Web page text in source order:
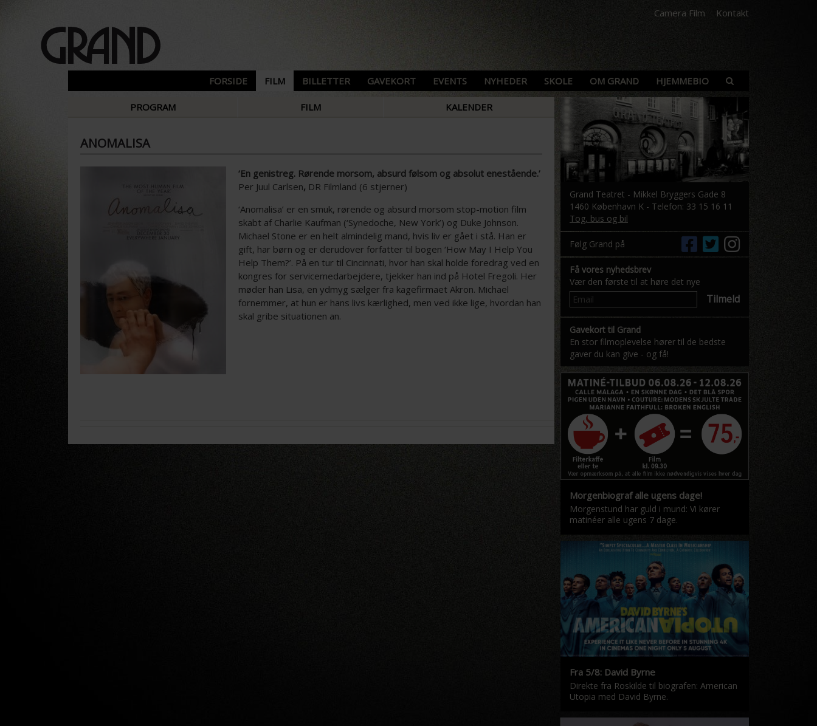
Camera Film Kontakt
FORSIDE FILM BILLETTER GAVEKORT EVENTS NYHEDER SKOLE OM GRAND HJEMMEBIO
PROGRAM FILM KALENDER
ANOMALISA
‘En genistreg. Rørende morsom, absurd følsom og absolut enestående.’
Per Juul Carlsen, DR Filmland (6 stjerner)
‘Anomalisa’ er en smuk, rørende og absurd morsom stop-motion film
skabt af Charlie Kaufman (‘Synedoche, New York’) og Duke Johnson.
Michael Stone er en helt almindelig mand, hvis liv er gået i stå. Han er
gift, har børn og er derudover forfatter til bogen ‘How May I Help You
Help Them?’. På en tur til Cincinnati, hvor han skal holde foredrag ved en
kongres for servicemedarbejdere, tjekker han ind på Hotel Fregoli. Her
møder han Lisa, en ydmyg sælger fra kagefirmaet Akron. Michael
fornemmer, at hun er hans livs kærlighed, men ved ikke lige, hvordan han
skal gribe situationen an.
Grand Teatret - Mikkel Bryggers Gade 8
1460 København K - Telefon: 33 15 16 11
Tog, bus og bil
Følg Grand på
Få vores nyhedsbrev
Vær den første til at høre det nye
Tilmeld
Gavekort til Grand
En stor filmoplevelse hører til de bedste
gaver du kan give - og få!
Morgenbiograf alle ugens dage!
Morgenstund har guld i mund: Vi kører
matinéer alle ugens 7 dage.
Fra 5/8: David Byrne
Direkte fra Roskilde til biografen: American
Utopia med David Byrne.